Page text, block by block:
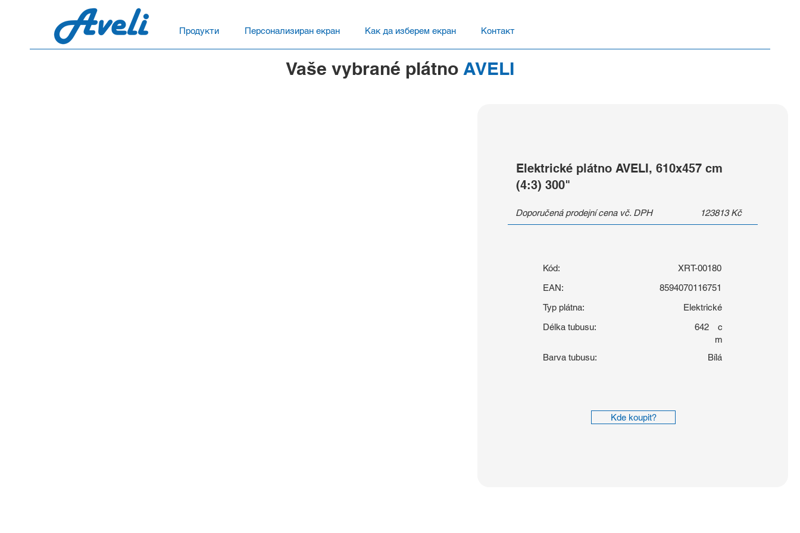
Продукти Персонализиран екран Как да изберем екран Контакт
Vaše vybrané plátno AVELI
Elektrické plátno AVELI, 610x457 cm
(4:3) 300"
Doporučená prodejní cena vč. DPH 123813 Kč
Kód:
XRT-00180
EAN:
8594070116751
Typ plátna:
Elektrické
Délka tubusu:
642
c
m
Barva tubusu:
Bílá
Kde koupit?